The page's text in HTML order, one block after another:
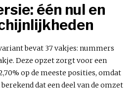
één nul en
bevat 37 vakjes: nummers
Deze opzet zorgt voor een
op de meeste posities, omdat
dat een deel van de omzet